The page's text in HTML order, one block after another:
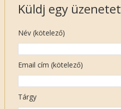
Küldj egy üzenetet
Név (kötelező)
Email cím (kötelező)
Tárgy